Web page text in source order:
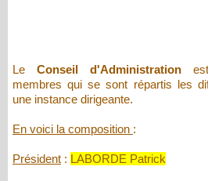
Le Conseil d'Administration
membres qui se sont répartis les
une instance dirigeante.
En voici la composition :
Président : LABORDE Patrick